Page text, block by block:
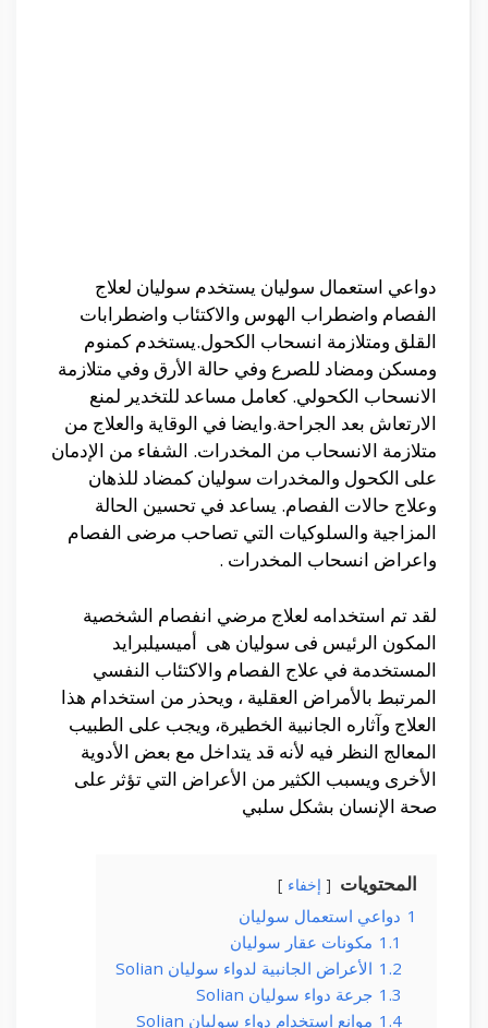
دواعي استعمال سوليان يستخدم سوليان لعلاج
الفصام واضطراب الهوس والاكتئاب واضطرابات
القلق ومتلازمة انسحاب الكحول.يستخدم كمنوم
ومسكن ومضاد للصرع وفي حالة الأرق وفي متلازمة
الانسحاب الكحولي. كعامل مساعد للتخدير لمنع
الارتعاش بعد الجراحة.وايضا في الوقاية والعلاج من
متلازمة الانسحاب من المخدرات. الشفاء من الإدمان
على الكحول والمخدرات سوليان كمضاد للذهان
وعلاج حالات الفصام. يساعد في تحسين الحالة
المزاجية والسلوكيات التي تصاحب مرضى الفصام
واعراض انسحاب المخدرات .
لقد تم استخدامه لعلاج مرضي انفصام الشخصية
المكون الرئيس فى سوليان هى أميسيلبرايد
المستخدمة في علاج الفصام والاكتئاب النفسي
المرتبط بالأمراض العقلية ، ويحذر من استخدام هذا
العلاج وآثاره الجانبية الخطيرة، ويجب على الطبيب
المعالج النظر فيه لأنه قد يتداخل مع بعض الأدوية
الأخرى ويسبب الكثير من الأعراض التي تؤثر على
صحة الإنسان بشكل سلبي
المحتويات إخفاء
1 دواعي استعمال سوليان
1.1 مكونات عقار سوليان
1.2 الأعراض الجانبية لدواء سوليان Solian
1.3 جرعة دواء سوليان Solian
1.4 موانع استخدام دواء سوليان Solian